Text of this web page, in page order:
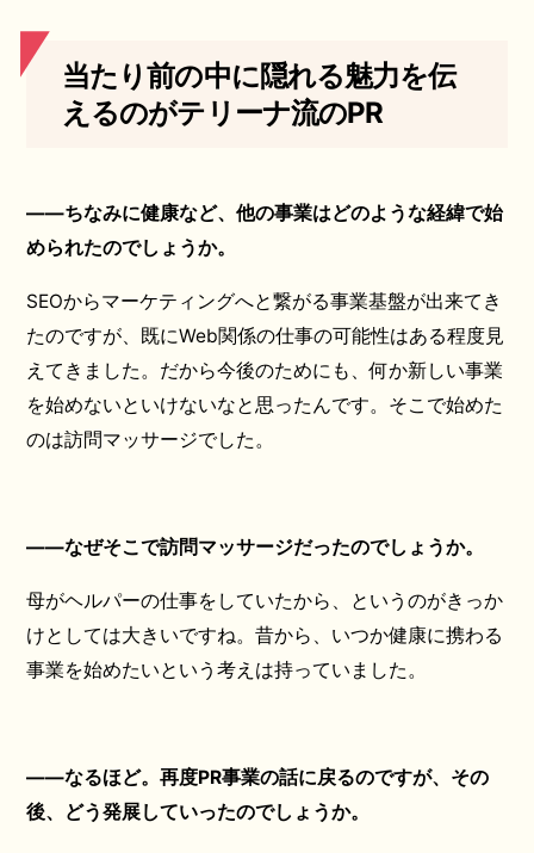
当たり前の中に隠れる魅力を伝
えるのがテリーナ流のPR
――ちなみに健康など、他の事業はどのような経緯で始
められたのでしょうか。
SEOからマーケティングへと繋がる事業基盤が出来てき
たのですが、既にWeb関係の仕事の可能性はある程度見
えてきました。だから今後のためにも、何か新しい事業
を始めないといけないなと思ったんです。そこで始めた
のは訪問マッサージでした。
――なぜそこで訪問マッサージだったのでしょうか。
母がヘルパーの仕事をしていたから、というのがきっか
けとしては大きいですね。昔から、いつか健康に携わる
事業を始めたいという考えは持っていました。
――なるほど。再度PR事業の話に戻るのですが、その
後、どう発展していったのでしょうか。